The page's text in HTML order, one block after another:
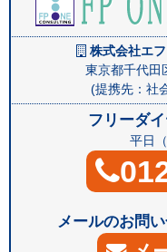
株式会社エ
東京都千代
(提携先：社
フリーダ
平日
メールのお問